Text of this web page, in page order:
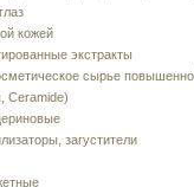
кожей
экстракты
сырье
Ceramide)
загустители